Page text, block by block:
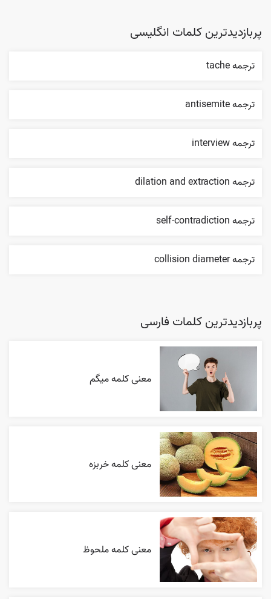
پربازدیدترین کلمات انگلیسی
ترجمه tache
ترجمه antisemite
ترجمه interview
ترجمه dilation and extraction
ترجمه self-contradiction
ترجمه collision diameter
پربازدیدترین کلمات فارسی
معنی کلمه میگم
معنی کلمه خربزه
معنی کلمه ملحوظ